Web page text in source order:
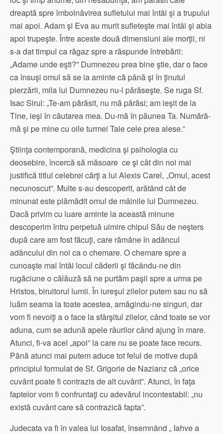
dreaptă spre îmbolnăvirea sufletului mai întâi şi a trupului
mai apoi. Adam şi Eva au murit sufleteşte mai întâi şi abia
apoi trupeşte. Între aceste două dimensiuni ale morţii, ni
s-a dat timpul ca răgaz spre a răspunde întrebării:
„Adame unde eşti?” Dumnezeu prea bine ştie, dar o face
ca însuşi omul să se ia aminte că până şi în ţinutul
pierzării, mila lui Dumnezeu nu-l părăseşte. Se ruga Sf.
Isac Sirul: „Te-am părăsit, nu mă părăsi; am ieşit de la
Tine, ieşi în căutarea mea. Du-mă în păunea Ta. Numără-
mă şi pe mine cu oile turmei Tale cele prea alese.”
Ştiinţa contemporană, medicina şi psihologia cu
deosebire, încercă să măsoare ce şi cât din noi mai
justifică titlul celebrei cărţi a lui Alexis Carel, „Omul, acest
necunoscut”. Multe s-au descoperit, arătând cât de
minunat este plămădit omul de mâinile lui Dumnezeu.
Dacă privim cu luare aminte la această minune
descoperim întru perpetuă uimire chipul Său de neşters
după care am fost făcuţi, care rămâne în adâncul
adâncului din noi ca o chemare. O chemare spre a
cunoaşte mai întâi locul căderii şi făcându-ne din
rugăciune o călăuză să ne purtăm paşii spre a urma pe
Hristos, biruitorul lumii. În iureşul zilelor putem sau nu să
luăm seama la toate acestea, amăgindu-ne singuri, dar
vom fi nevoiţi a o face la sfârşitul zilelor, când toate se vor
aduna, cum se adună apele râurilor când ajung în mare.
Atunci, fi-va acel „apoi” la care nu se poate face recurs.
Până atunci mai putem aduce tot felul de motive după
principiul formulat de Sf. Grigorie de Nazianz că „orice
cuvânt poate fi contrazis de alt cuvânt”. Atunci, în faţa
faptelor vom fi confruntaţi cu adevărul incontestabil: „nu
există cuvânt care să contrazică fapta”.
Judecata va fi în valea lui Iosafat, însemnând „ Iahve a